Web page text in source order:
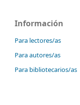
Información
Para lectores/as
Para autores/as
Para bibliotecarios/as